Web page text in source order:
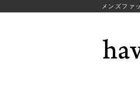
メンズファ